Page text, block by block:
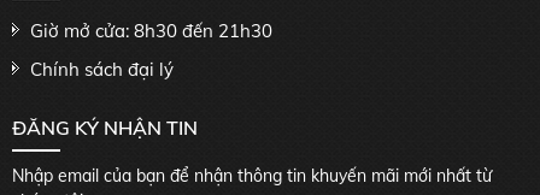
Giờ mở cửa: 8h30 đến 21h30
Chính sách đại lý
ĐĂNG KÝ NHẬN TIN
Nhập email của bạn để nhận thông tin khuyến mãi mới nhất từ